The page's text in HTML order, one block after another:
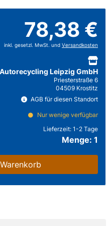
78,38 €
inkl. gesetzl. MwSt. und Versandkosten
Autorecycling Leipzig GmbH
Priesterstraße 6
04509 Krostitz
AGB für diesen Standort
Nur wenige verfügbar
Lieferzeit: 1-2 Tage
Menge: 1